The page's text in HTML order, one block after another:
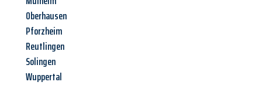
Oberhausen
Pforzheim
Reutlingen
Solingen
Wuppertal